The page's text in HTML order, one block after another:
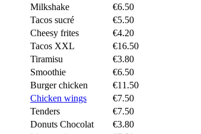
Milkshake
€6.50
Tacos sucré
€5.50
Cheesy frites
€4.20
Tacos XXL
€16.50
Tiramisu
€3.80
Smoothie
€6.50
Burger chicken
€11.50
Chicken wings
€7.50
Tenders
€7.50
Donuts Chocolat
€3.80